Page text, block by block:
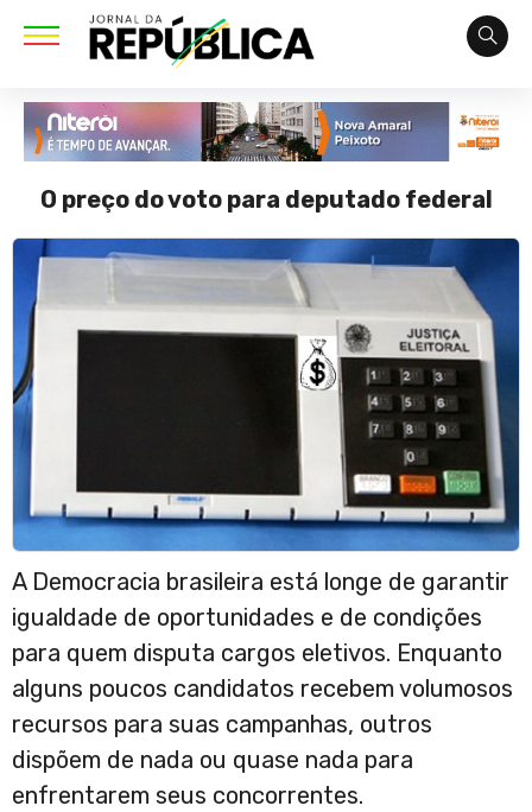
O preço do voto para deputado federal
A Democracia brasileira está longe de garantir
igualdade de oportunidades e de condições
para quem disputa cargos eletivos. Enquanto
alguns poucos candidatos recebem volumosos
recursos para suas campanhas, outros
dispõem de nada ou quase nada para
enfrentarem seus concorrentes.